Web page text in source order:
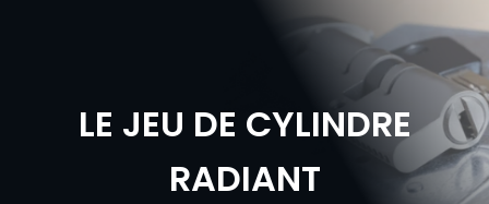
LE JEU DE CYLINDRE
RADIANT